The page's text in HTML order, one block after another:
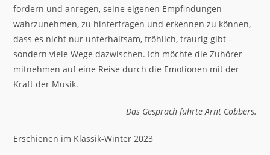
fordern und anregen, seine eigenen Empfindungen
wahrzunehmen, zu hinterfragen und erkennen zu können,
dass es nicht nur unterhaltsam, fröhlich, traurig gibt –
sondern viele Wege dazwischen. Ich möchte die Zuhörer
mitnehmen auf eine Reise durch die Emotionen mit der
Kraft der Musik.
Das Gespräch führte Arnt Cobbers.
Erschienen im Klassik-Winter 2023